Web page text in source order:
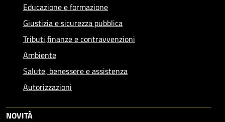
Educazione e formazione
Giustizia e sicurezza pubblica
Tributi,finanze e contravvenzioni
Ambiente
Salute, benessere e assistenza
Autorizzazioni
NOVITÀ